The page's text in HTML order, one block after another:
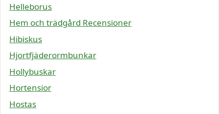
Helleborus
Hem och trädgård Recensioner
Hibiskus
Hjortfjäderormbunkar
Hollybuskar
Hortensior
Hostas